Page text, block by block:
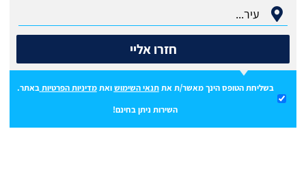
חזרו אליי
בשליחת הטופס הינך מאשר/ת אתתנאי השימושואתמדיניות הפרטיות באתר.
השירות ניתן בחינם!